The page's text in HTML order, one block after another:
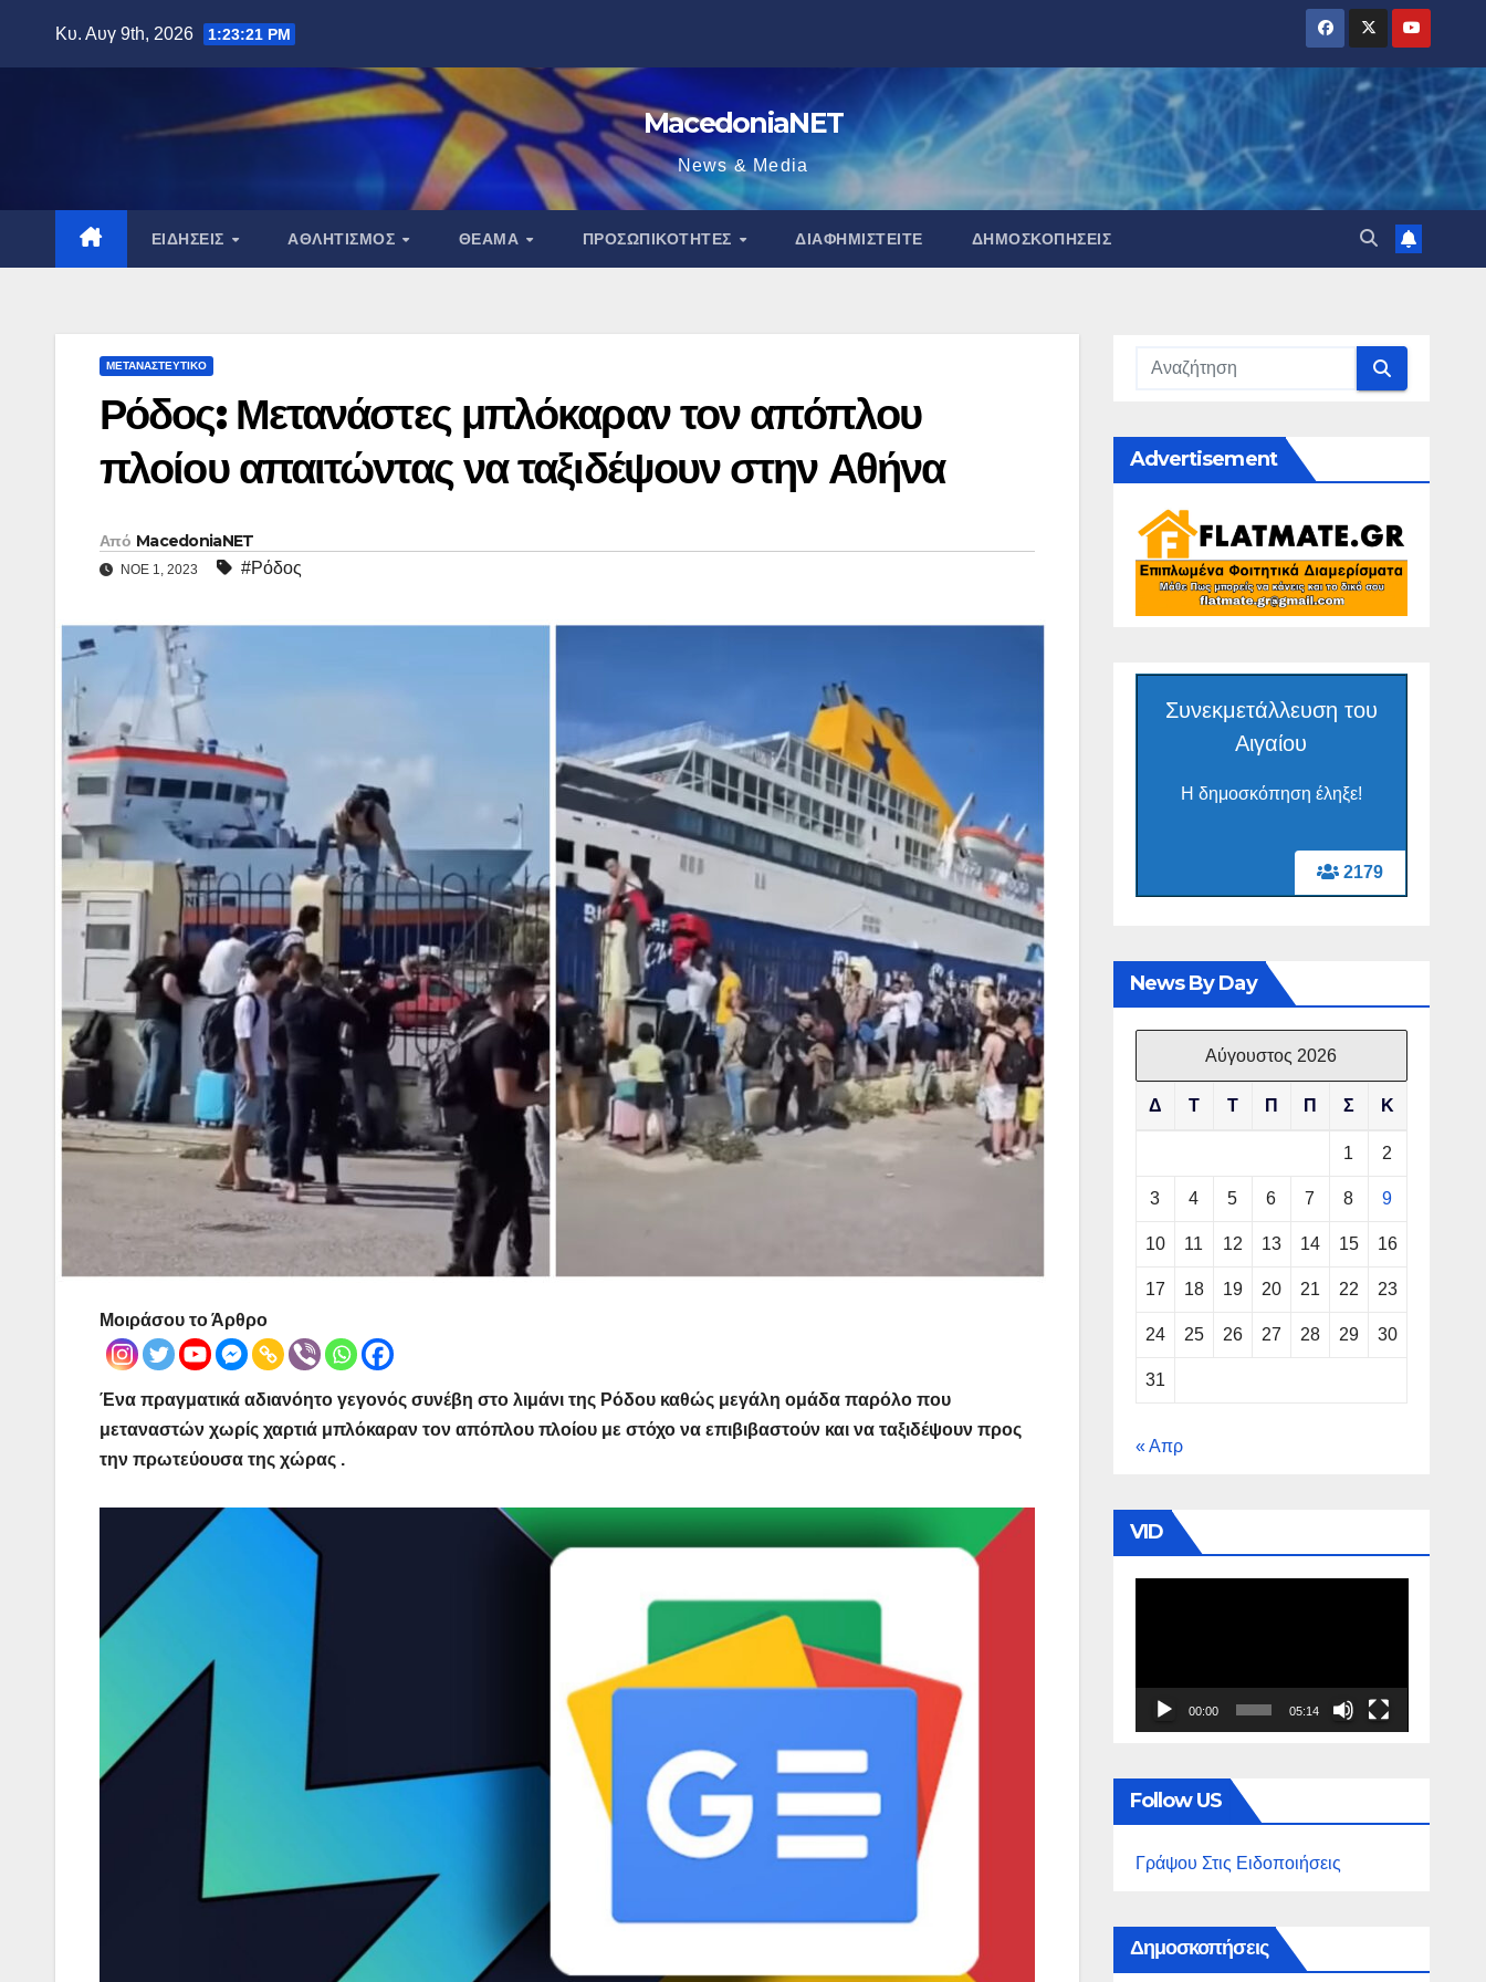
Κυ. Αυγ 9th, 2026 1:23:22 PM
MacedoniaNET
News & Media
ΕΙΔΉΣΕΙΣ ΑΘΛΗΤΙΣΜΌΣ ΘΈΑΜΑ ΠΡΟΣΩΠΙΚΌΤΗΤΕΣ ΔΙΑΦΗΜΙΣΤΕΊΤΕ ΔΗΜΟΣΚΟΠΉΣΕΙΣ
ΜΕΤΑΝΑΣΤΕΥΤΙΚΌ
Ρόδος: Μετανάστες μπλόκαραν τον απόπλου
πλοίου απαιτώντας να ταξιδέψουν στην Αθήνα
Από MacedoniaNET
ΝΟΈ 1, 2023 #Ρόδος
Μοιράσου το Άρθρο
Ένα πραγματικά αδιανόητο γεγονός συνέβη στο λιμάνι της Ρόδου καθώς μεγάλη ομάδα παρόλο που
μεταναστών χωρίς χαρτιά μπλόκαραν τον απόπλου πλοίου με στόχο να επιβιβαστούν και να ταξιδέψουν προς
την πρωτεύουσα της χώρας .
Advertisement
2179
Συνεκμετάλλευση του
Αιγαίου
Η δημοσκόπηση έληξε!
News By Day
Αύγουστος 2026
Δ Τ Τ Π Π Σ Κ
1 2
3 4 5 6 7 8 9
10 11 12 13 14 15 16
17 18 19 20 21 22 23
24 25 26 27 28 29 30
31
« Απρ
VID
00:00 05:14
Follow US
Γράψου Στις Ειδοποιήσεις
Δημοσκοπήσεις